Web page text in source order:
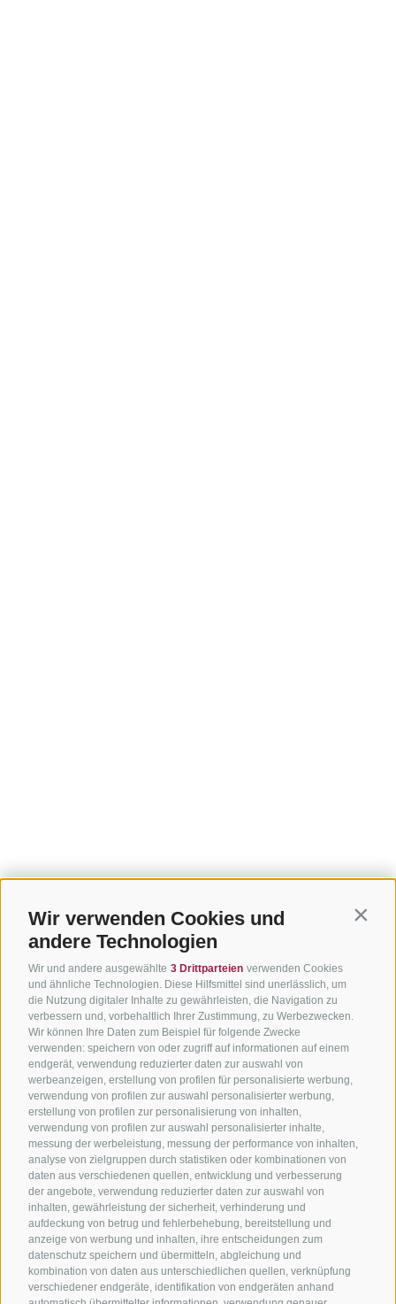
Wir verwenden Cookies und
andere Technologien
Wir und andere ausgewählte 3 Drittparteien verwenden Cookies
und ähnliche Technologien. Diese Hilfsmittel sind unerlässlich, um
die Nutzung digitaler Inhalte zu gewährleisten, die Navigation zu
verbessern und, vorbehaltlich Ihrer Zustimmung, zu Werbezwecken.
Wir können Ihre Daten zum Beispiel für folgende Zwecke
verwenden: speichern von oder zugriff auf informationen auf einem
endgerät, verwendung reduzierter daten zur auswahl von
werbeanzeigen, erstellung von profilen für personalisierte werbung,
verwendung von profilen zur auswahl personalisierter werbung,
erstellung von profilen zur personalisierung von inhalten,
verwendung von profilen zur auswahl personalisierter inhalte,
messung der werbeleistung, messung der performance von inhalten,
analyse von zielgruppen durch statistiken oder kombinationen von
daten aus verschiedenen quellen, entwicklung und verbesserung
der angebote, verwendung reduzierter daten zur auswahl von
inhalten, gewährleistung der sicherheit, verhinderung und
aufdeckung von betrug und fehlerbehebung, bereitstellung und
anzeige von werbung und inhalten, ihre entscheidungen zum
datenschutz speichern und übermitteln, abgleichung und
kombination von daten aus unterschiedlichen quellen, verknüpfung
verschiedener endgeräte, identifikation von endgeräten anhand